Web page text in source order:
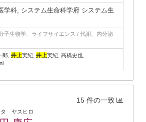
学科, システム生命科学府 システム生
子生物学、ライフサイエンス / 代謝、内分泌
郎, 井上実紀, 井上実紀, 高橋史也,
15 件の一致
タ ヤスヒロ